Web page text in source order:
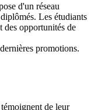
d'un réseau
Les étudiants
des opportunités de
promotions.
de leur